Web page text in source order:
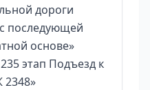
дороги
последующей
основе»
этап Подъезд к
2348»